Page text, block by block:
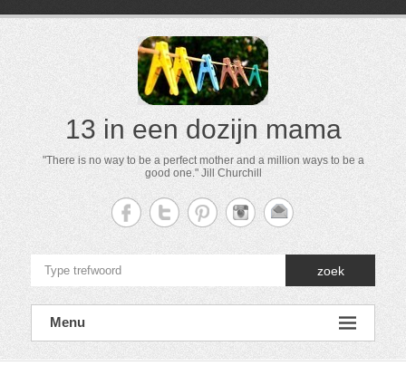
13 in een dozijn mama
"There is no way to be a perfect mother and a million ways to be a
good one." Jill Churchill
zoek
Menu